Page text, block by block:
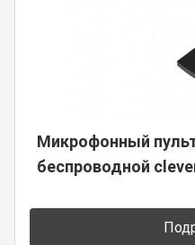
Микрофонный
беспроводной